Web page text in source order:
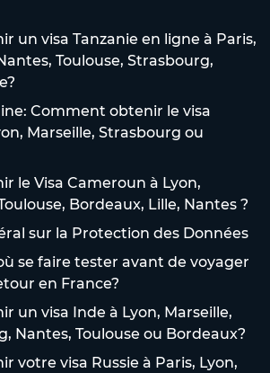
un visa Tanzanie en ligne à Paris,
Toulouse, Strasbourg,
Comment obtenir le visa
Marseille, Strasbourg ou
le Visa Cameroun à Lyon,
Bordeaux, Lille, Nantes ?
sur la Protection des Données
se faire tester avant de voyager
en France?
un visa Inde à Lyon, Marseille,
Nantes, Toulouse ou Bordeaux?
votre visa Russie à Paris, Lyon,